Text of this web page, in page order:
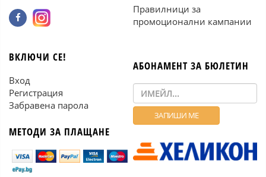
Правилници за
промоционални кампании
ВКЛЮЧИ СЕ!
Вход
Регистрация
Забравена парола
МЕТОДИ ЗА ПЛАЩАНЕ
АБОНАМЕНТ ЗА БЮЛЕТИН